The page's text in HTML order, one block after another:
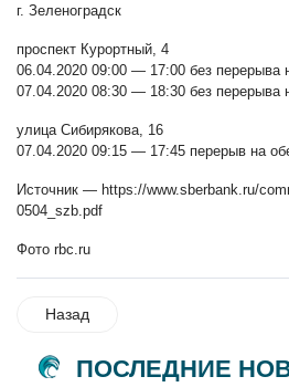
г. Зеленоградск
проспект Курортный, 4
06.04.2020 09:00 — 17:00 без перерыва
07.04.2020 08:30 — 18:30 без перерыва
улица Сибирякова, 16
07.04.2020 09:15 — 17:45 перерыв на
Источник — https://www.sberbank.ru/
0504_szb.pdf
Фото rbc.ru
Назад
ПОСЛЕДНИЕ